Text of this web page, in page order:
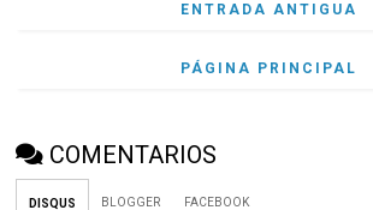
ENTRADA ANTIGUA
PÁGINA PRINCIPAL
COMENTARIOS
DISQUS BLOGGER FACEBOOK